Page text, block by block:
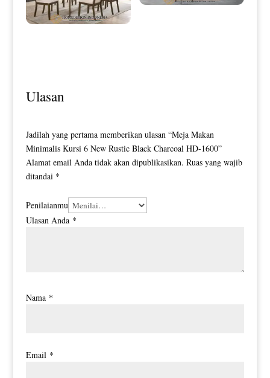
Ulasan
Jadilah yang pertama memberikan ulasan “Meja Makan
Minimalis Kursi 6 New Rustic Black Charcoal HD-1600”
Alamat email Anda tidak akan dipublikasikan. Ruas yang wajib
ditandai *
Penilaianmu
Ulasan Anda *
Nama *
Email *